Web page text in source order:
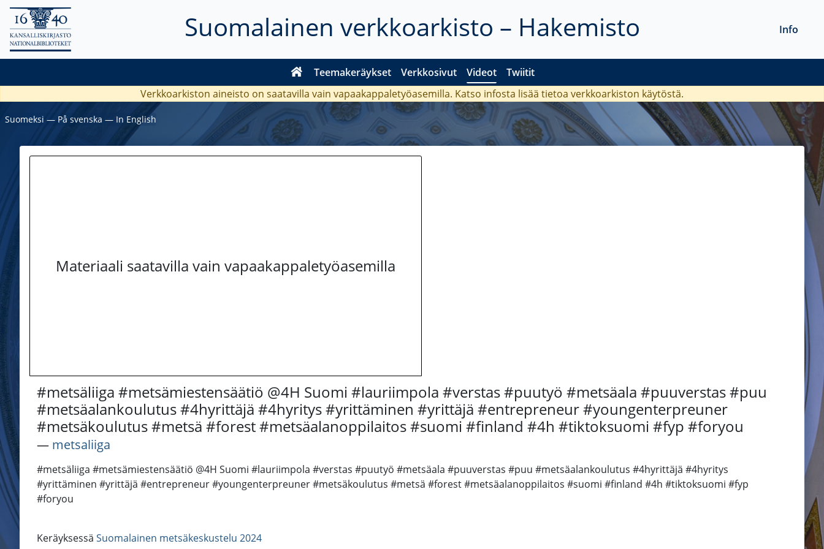
Suomalainen verkkoarkisto – Hakemisto
Teemakeräykset Verkkosivut Videot Twiitit
Info
Verkkoarkiston aineisto on saatavilla vain vapaakappaletyöasemilla. Katso infosta lisää tietoa verkkoarkiston käytöstä.
Suomeksi ― På svenska ― In English
Materiaali saatavilla vain vapaakappaletyöasemilla
#metsäliiga #metsämiestensäätiö @4H Suomi #lauriimpola #verstas #puutyö #metsäala #puuverstas #puu
#metsäalankoulutus #4hyrittäjä #4hyritys #yrittäminen #yrittäjä #entrepreneur #youngenterpreuner
#metsäkoulutus #metsä #forest #metsäalanoppilaitos #suomi #finland #4h #tiktoksuomi #fyp #foryou
― metsaliiga
#metsäliiga #metsämiestensäätiö @4H Suomi #lauriimpola #verstas #puutyö #metsäala #puuverstas #puu #metsäalankoulutus #4hyrittäjä #4hyritys
#yrittäminen #yrittäjä #entrepreneur #youngenterpreuner #metsäkoulutus #metsä #forest #metsäalanoppilaitos #suomi #finland #4h #tiktoksuomi #fyp
#foryou
Keräyksessä Suomalainen metsäkeskustelu 2024